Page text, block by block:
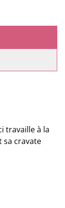
travaille à la
sa cravate